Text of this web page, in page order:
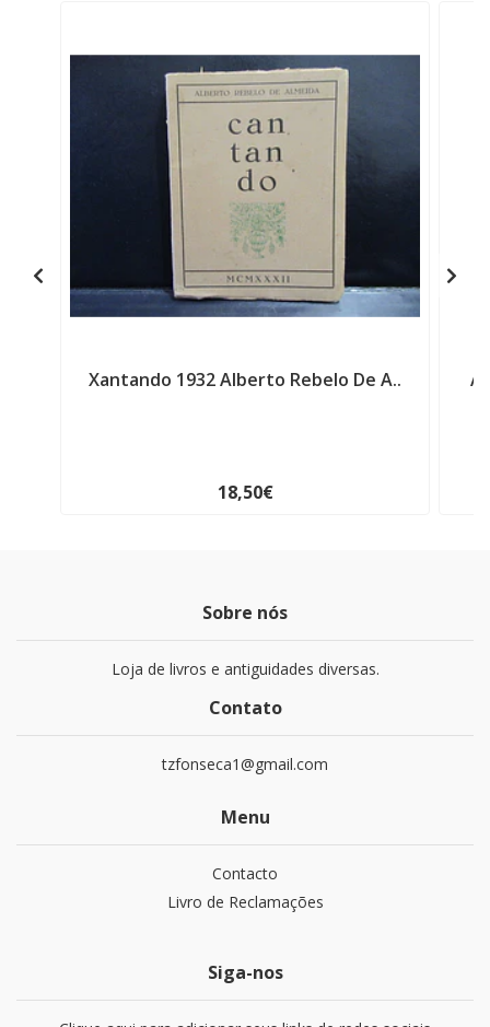
Xantando 1932 Alberto Rebelo De A..
18,50€
A
Sobre nós
Loja de livros e antiguidades diversas.
Contato
tzfonseca1@gmail.com
Menu
Contacto
Livro de Reclamações
Siga-nos